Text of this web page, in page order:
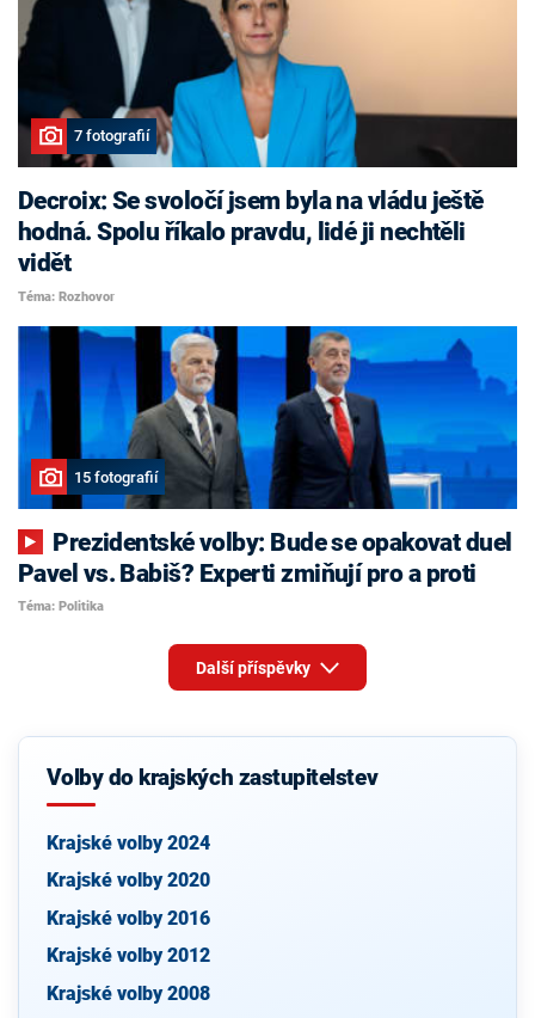
7 fotografií
Decroix: Se svoločí jsem byla na vládu ještě
hodná. Spolu říkalo pravdu, lidé ji nechtěli
vidět
Téma: Rozhovor
15 fotografií
Pavel vs. Babiš? Experti zmiňují pro a proti
Téma: Politika
Další příspěvky
Volby do krajských zastupitelstev
Krajské volby 2024
Krajské volby 2020
Krajské volby 2016
Krajské volby 2012
Krajské volby 2008